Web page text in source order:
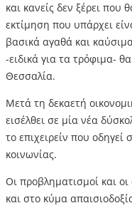
και κανείς δεν ξέρει
εκτίμηση που υπάρχει
βασικά αγαθά και
-ειδικά για τα τρόφιμα-
Θεσσαλία.
Μετά τη δεκαετή
εισέλθει σε μία νέα
το επιχειρείν που
κοινωνίας.
Οι προβληματισμοί και
και στο κύμα